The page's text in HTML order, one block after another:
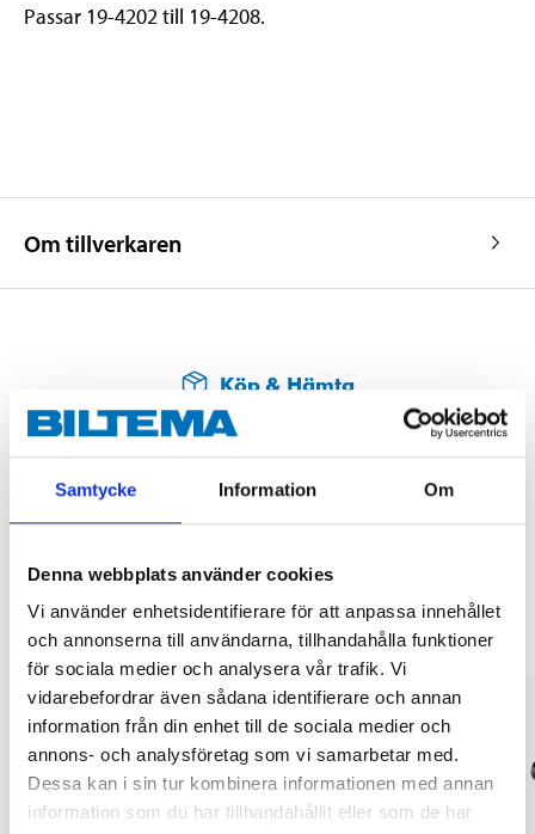
Samtycke Information Om
Denna webbplats använder cookies
Vi använder enhetsidentifierare för att anpassa innehållet
och annonserna till användarna, tillhandahålla funktioner
för sociala medier och analysera vår trafik. Vi
vidarebefordrar även sådana identifierare och annan
information från din enhet till de sociala medier och
annons- och analysföretag som vi samarbetar med.
Dessa kan i sin tur kombinera informationen med annan
information som du har tillhandahållit eller som de har
Passar 19-4202 till 19-4208.
Om tillverkaren
Köp & Hämta
Köp & Hämta i ditt varuhus inom 2 timmar! För mer information om
tjänsten och våra villkor.
Andra kunder köpte också